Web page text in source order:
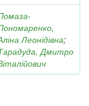
Леонідівна;
Дмитро